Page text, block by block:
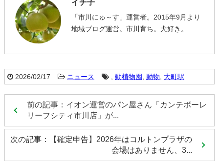
イチ子
「市川にゅ～す」運営者。2015年9月より
地域ブログ運営。市川育ち。犬好き。
2026/02/17 ニュース , 動植物園 動物 大町駅
前の記事：イオン運営のパン屋さん「カンテボーレ
リーフシティ市川店」が...
次の記事：【確定申告】2026年はコルトンプラザの
会場はありません、3...